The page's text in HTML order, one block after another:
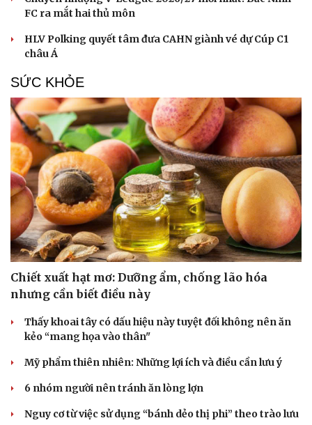
FC ra mắt hai thủ môn
HLV Polking quyết tâm đưa CAHN giành vé dự Cúp C1
châu Á
SỨC KHỎE
Chiết xuất hạt mơ: Dưỡng ẩm, chống lão hóa
nhưng cần biết điều này
Thấy khoai tây có dấu hiệu này tuyệt đối không nên ăn
kẻo “mang họa vào thân"
Mỹ phẩm thiên nhiên: Những lợi ích và điều cần lưu ý
6 nhóm người nên tránh ăn lòng lợn
Nguy cơ từ việc sử dụng “bánh dẻo thị phi” theo trào lưu